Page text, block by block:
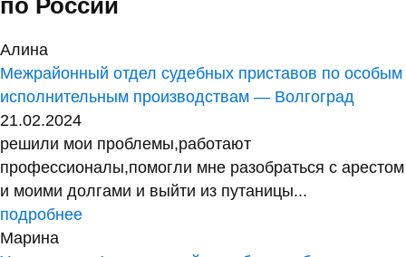
по России
Алина
Межрайонный отдел судебных приставов по особым
исполнительным производствам — Волгоград
21.02.2024
решили мои проблемы,работают
профессионалы,помогли мне разобраться с арестом
и моими долгами и выйти из путаницы...
подробнее
Марина